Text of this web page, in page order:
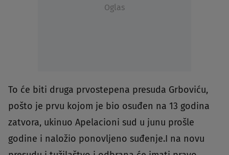
Oglas
To će biti druga prvostepena presuda Grboviću,
pošto je prvu kojom je bio osuđen na 13 godina
zatvora, ukinuo Apelacioni sud u junu prošle
godine i naložio ponovljeno suđenje.I na novu